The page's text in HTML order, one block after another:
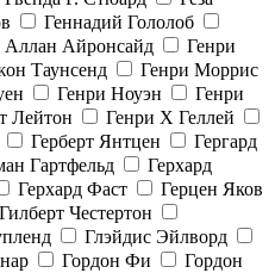
Геннадий Гололоб
Аллан Айронсайд
Генри
Таунсенд
Генри Моррис
Генри Ноуэн
Генри
Лейтон
Генри Х Геллей
Герберт Янтцен
Гергард
Гартфельд
Герхард
Герхард Фаст
Герцен Яков
Гилберт Честертон
Глэйдис Эйлворд
Гордон Фи
Гордон